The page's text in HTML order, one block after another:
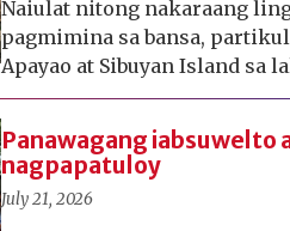
Naiulat nitong nakaraang
pagmimina sa bansa,
Apayao at Sibuyan Island sa
Panawagang iabsuwelto
nagpapatuloy
July 21, 2026